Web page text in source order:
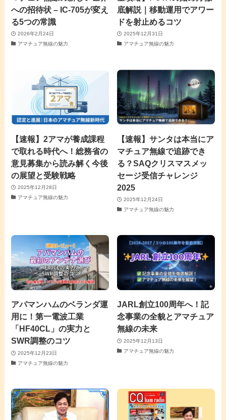
への招待状 – IC-705が変え
る5つの常識
2026年2月24日
アマチュア無線の魅力
底解説｜移動運用でアワー
ドを射止めるコツ
2025年12月31日
アマチュア無線の魅力
【速報】2アマが養成課程
で取れる時代へ！総務省の
意見募集から読み解く今後
の展望と受験戦略
2025年12月28日
アマチュア無線の魅力
【速報】サンタは本当にア
マチュア無線で追跡でき
る？SAQクリスマスメッ
セージ受信チャレンジ
2025
2025年12月24日
アマチュア無線の魅力
アパマンハムのベランダ運
用に！第一電波工業
「HF40CL」の実力と
SWR調整のコツ
2025年12月23日
アマチュア無線の魅力
JARL創立100周年へ！記
念事業の全貌とアマチュア
無線の未来
2025年12月13日
アマチュア無線の魅力